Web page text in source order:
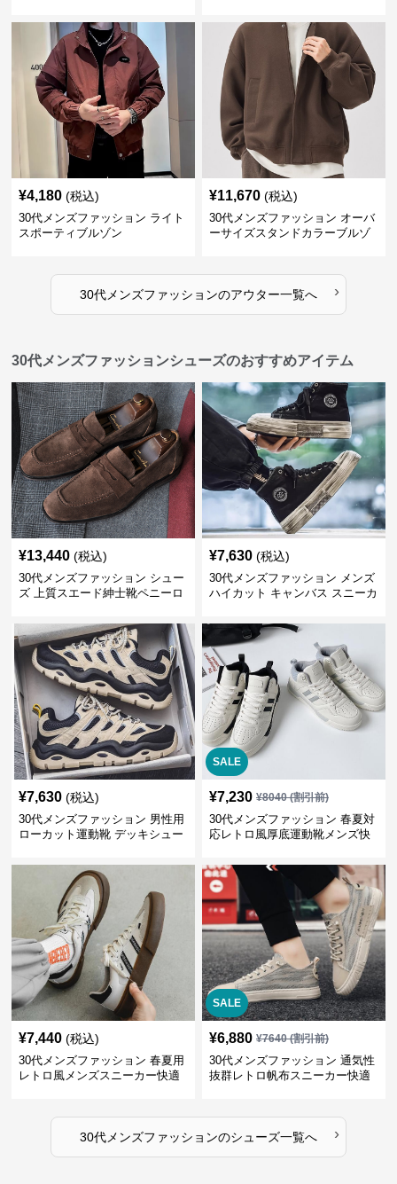
¥4,180 (税込)
30代メンズファッション ライト
スポーティブルゾン
¥11,670 (税込)
30代メンズファッション オーバ
ーサイズスタンドカラーブルゾ
30代メンズファッションのアウター一覧へ ›
30代メンズファッションシューズのおすすめアイテム
¥13,440 (税込)
30代メンズファッション シュー
ズ 上質スエード紳士靴ペニーロ
¥7,630 (税込)
30代メンズファッション メンズ
ハイカット キャンバス スニーカ
¥7,630 (税込)
30代メンズファッション 男性用
ローカット運動靴 デッキシュー
SALE
¥7,230 ¥8040(割引前)
30代メンズファッション 春夏対
応レトロ風厚底運動靴メンズ快
¥7,440 (税込)
30代メンズファッション 春夏用
レトロ風メンズスニーカー快適
SALE
¥6,880 ¥7640(割引前)
30代メンズファッション 通気性
抜群レトロ帆布スニーカー快適
30代メンズファッションのシューズ一覧へ ›